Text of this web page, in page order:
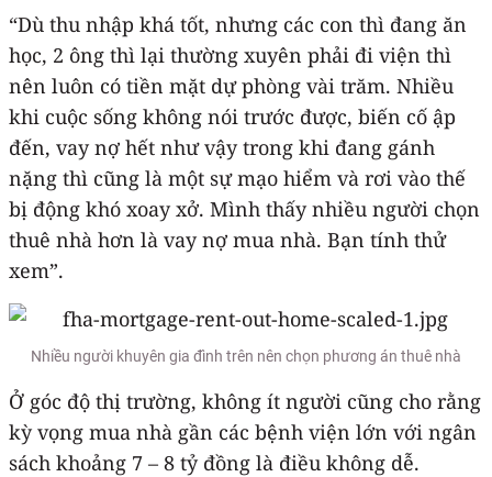
“Dù thu nhập khá tốt, nhưng các con thì đang ăn
học, 2 ông thì lại thường xuyên phải đi viện thì
nên luôn có tiền mặt dự phòng vài trăm. Nhiều
khi cuộc sống không nói trước được, biến cố ập
đến, vay nợ hết như vậy trong khi đang gánh
nặng thì cũng là một sự mạo hiểm và rơi vào thế
bị động khó xoay xở. Mình thấy nhiều người chọn
thuê nhà hơn là vay nợ mua nhà. Bạn tính thử
xem”.
Nhiều người khuyên gia đình trên nên chọn phương án thuê nhà
Ở góc độ thị trường, không ít người cũng cho rằng
kỳ vọng mua nhà gần các bệnh viện lớn với ngân
sách khoảng 7 – 8 tỷ đồng là điều không dễ.